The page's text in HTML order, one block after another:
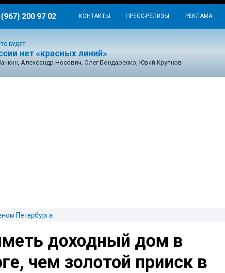
200 97 02 КОНТАКТЫ ПРЕСС-РЕЛИЗЫ РЕКЛАМА
БУДЕТ
нет «красных линий»
Александр Носович, Олег Бондаренко, Юрий Крупнов
Петербурга
доходный дом в
чем золотой прииск в